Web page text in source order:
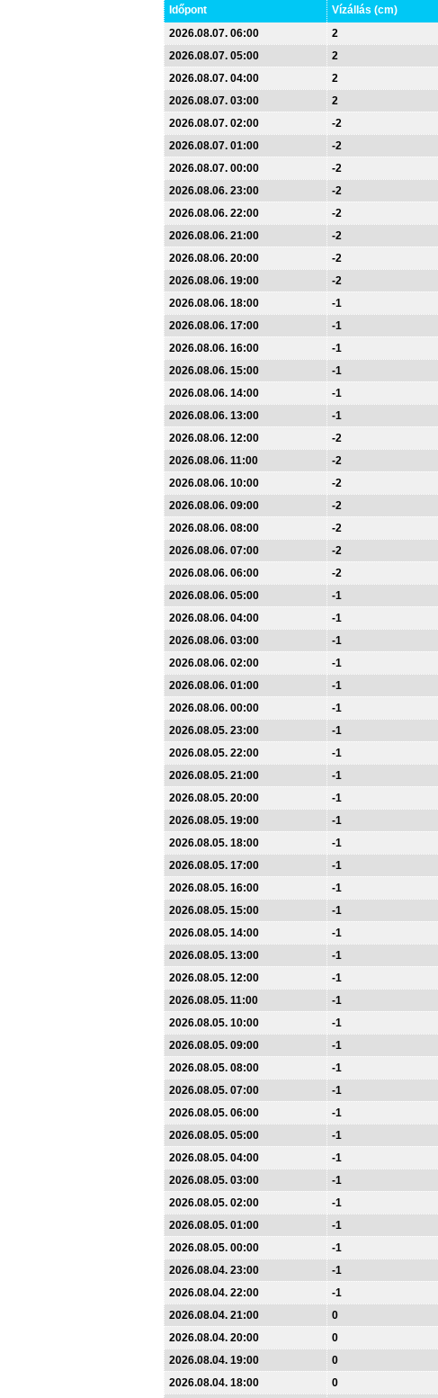
Időpont Vízállás (cm)
2026.08.07. 06:00
2
2026.08.07. 05:00
2
2026.08.07. 04:00
2
2026.08.07. 03:00
2
2026.08.07. 02:00
-2
2026.08.07. 01:00
-2
2026.08.07. 00:00
-2
2026.08.06. 23:00
-2
2026.08.06. 22:00
-2
2026.08.06. 21:00
-2
2026.08.06. 20:00
-2
2026.08.06. 19:00
-2
2026.08.06. 18:00
-1
2026.08.06. 17:00
-1
2026.08.06. 16:00
-1
2026.08.06. 15:00
-1
2026.08.06. 14:00
-1
2026.08.06. 13:00
-1
2026.08.06. 12:00
-2
2026.08.06. 11:00
-2
2026.08.06. 10:00
-2
2026.08.06. 09:00
-2
2026.08.06. 08:00
-2
2026.08.06. 07:00
-2
2026.08.06. 06:00
-2
2026.08.06. 05:00
-1
2026.08.06. 04:00
-1
2026.08.06. 03:00
-1
2026.08.06. 02:00
-1
2026.08.06. 01:00
-1
2026.08.06. 00:00
-1
2026.08.05. 23:00
-1
2026.08.05. 22:00
-1
2026.08.05. 21:00
-1
2026.08.05. 20:00
-1
2026.08.05. 19:00
-1
2026.08.05. 18:00
-1
2026.08.05. 17:00
-1
2026.08.05. 16:00
-1
2026.08.05. 15:00
-1
2026.08.05. 14:00
-1
2026.08.05. 13:00
-1
2026.08.05. 12:00
-1
2026.08.05. 11:00
-1
2026.08.05. 10:00
-1
2026.08.05. 09:00
-1
2026.08.05. 08:00
-1
2026.08.05. 07:00
-1
2026.08.05. 06:00
-1
2026.08.05. 05:00
-1
2026.08.05. 04:00
-1
2026.08.05. 03:00
-1
2026.08.05. 02:00
-1
2026.08.05. 01:00
-1
2026.08.05. 00:00
-1
2026.08.04. 23:00
-1
2026.08.04. 22:00
-1
2026.08.04. 21:00
0
2026.08.04. 20:00
0
2026.08.04. 19:00
0
2026.08.04. 18:00
0